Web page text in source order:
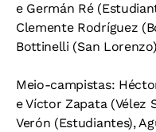
e Germán Ré
Clemente Rodríguez
Bottinelli (San
Meio-campistas:
e Víctor Zapata (Vélez
Verón (Estudiantes),